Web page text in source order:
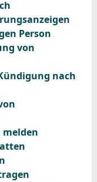
Person
von
nach
melden